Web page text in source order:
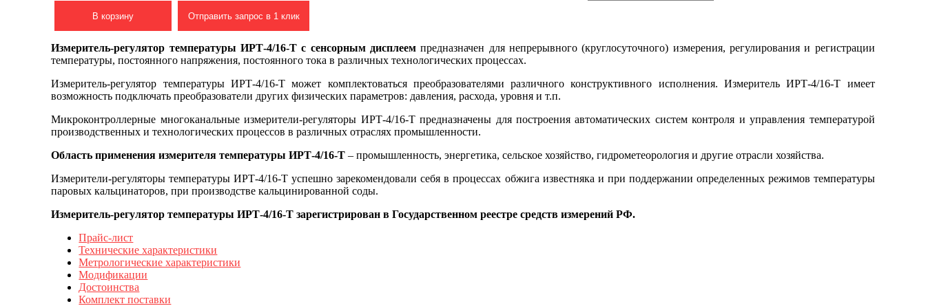
В корзину Отправить запрос в 1 клик
Измеритель-регулятор температуры ИРТ-4/16-Т с сенсорным дисплеемпредназначен для непрерывного (круглосуточного) измерения, регулирования и регистрации
температуры, постоянного напряжения, постоянного тока в различных технологических процессах.
Измеритель-регулятор температуры ИРТ-4/16-Т может комплектоваться преобразователями различного конструктивного исполнения. Измеритель ИРТ-4/16-Т имеет
возможность подключать преобразователи других физических параметров: давления, расхода, уровня и т.п.
Микроконтроллерные многоканальные измерители-регуляторы ИРТ-4/16-Т предназначены для построения автоматических систем контроля и управления температурой
производственных и технологических процессов в различных отраслях промышленности.
Область применения измерителя температуры ИРТ-4/16-Т – промышленность, энергетика, сельское хозяйство, гидрометеорология и другие отрасли хозяйства.
Измерители-регуляторы температуры ИРТ-4/16-Т успешно зарекомендовали себя в процессах обжига известняка и при поддержании определенных режимов температуры
паровых кальцинаторов, при производстве кальцинированной соды.
Измеритель-регулятор температуры ИРТ-4/16-Т зарегистрирован в Государственном реестре средств измерений РФ.
Прайс-лист
Технические характеристики
Метрологические характеристики
Модификации
Достоинства
Комплект поставки